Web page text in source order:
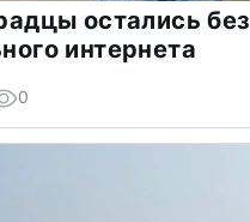
остались без
интернета
0